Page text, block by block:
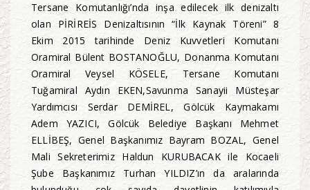
Tersane Komutanlığı’nda inşa edilecek ilk denizaltı
olan PİRİREİS Denizaltısının “İlk Kaynak Töreni” 8
Ekim 2015 tarihinde Deniz Kuvvetleri Komutanı
Oramiral Bülent BOSTANOĞLU, Donanma Komutanı
Oramiral Veysel KÖSELE, Tersane Komutanı
Tuğamiral Aydın EKEN,Savunma Sanayii Müsteşar
Yardımcısı Serdar DEMİREL, Gölcük Kaymakamı
Adem YAZICI, Gölcük Belediye Başkanı Mehmet
ELLİBEŞ, Genel Başkanımız Bayram BOZAL, Genel
Mali Sekreterimiz Haldun KURUBACAK ile Kocaeli
Şube Başkanımız Turhan YILDIZ’ın da aralarında